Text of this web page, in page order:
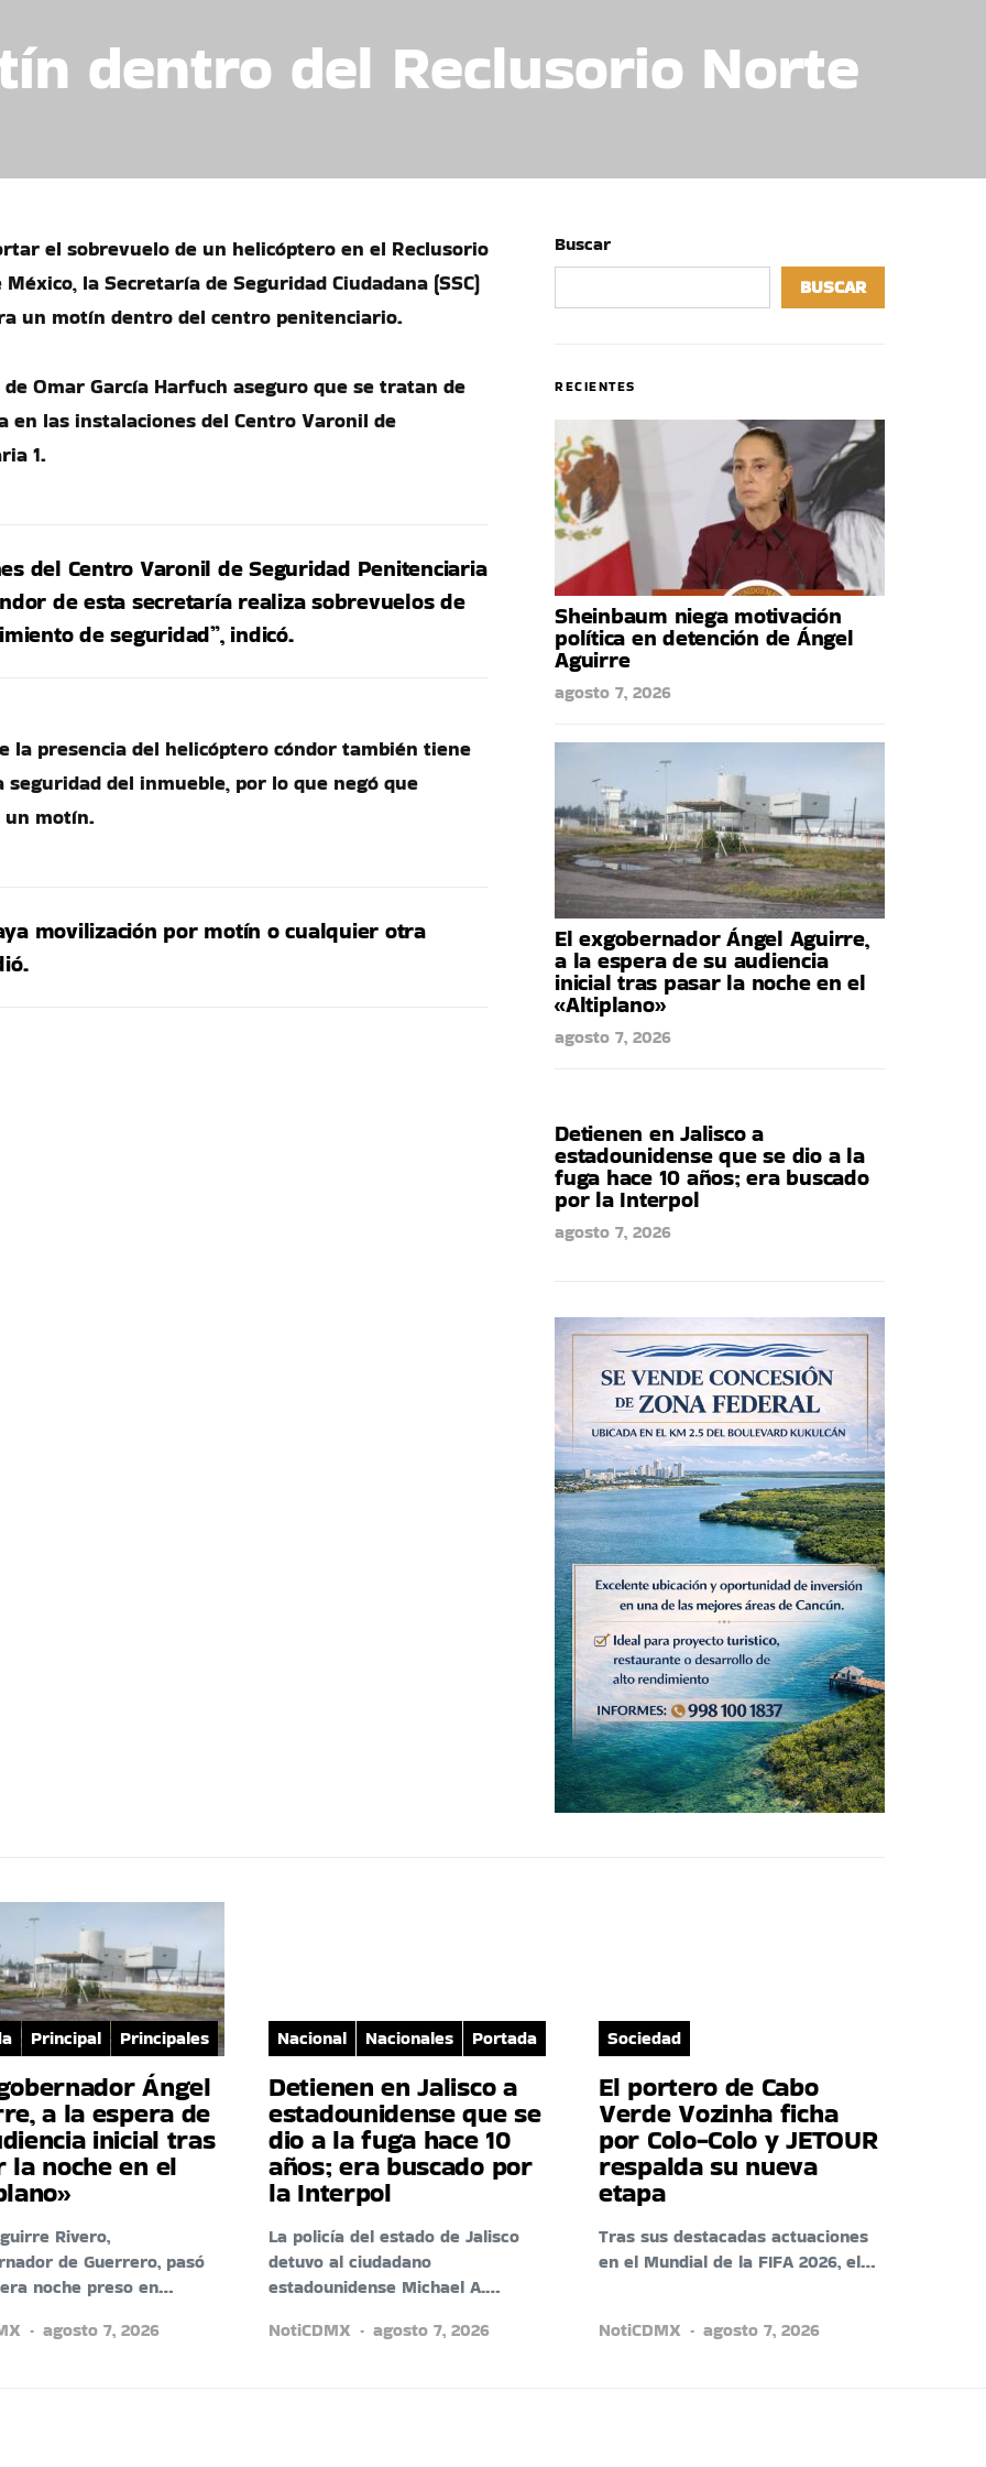
dentro del Reclusorio Norte
el sobrevuelo de un helicóptero en el Reclusorio
la Secretaría de Seguridad Ciudadana (SSC)
un motín dentro del centro penitenciario.
Omar García Harfuch aseguro que se tratan de
en las instalaciones del Centro Varonil de
1.
del Centro Varonil de Seguridad Penitenciaria
de esta secretaría realiza sobrevuelos de
de seguridad”, indicó.
la presencia del helicóptero cóndor también tiene
del inmueble, por lo que negó que
motín.
movilización por motín o cualquier otra
Buscar
BUSCAR
RECIENTES
Sheinbaum niega motivación
política en detención de Ángel
Aguirre
agosto 7, 2026
El exgobernador Ángel Aguirre,
a la espera de su audiencia
inicial tras pasar la noche en el
«Altiplano»
agosto 7, 2026
Detienen en Jalisco a
estadounidense que se dio a la
fuga hace 10 años; era buscado
por la Interpol
agosto 7, 2026
Principal Principales
Ángel
a la espera de
inicial tras
la noche en el
Rivero,
de Guerrero, pasó
noche preso en…
agosto 7, 2026
Nacional Nacionales Portada
Detienen en Jalisco a
estadounidense que se
dio a la fuga hace 10
años; era buscado por
la Interpol
La policía del estado de Jalisco
detuvo al ciudadano
estadounidense Michael A.…
NotiCDMX
agosto 7, 2026
Sociedad
El portero de Cabo
Verde Vozinha ficha
por Colo-Colo y JETOUR
respalda su nueva
etapa
Tras sus destacadas actuaciones
en el Mundial de la FIFA 2026, el…
NotiCDMX agosto 7, 2026